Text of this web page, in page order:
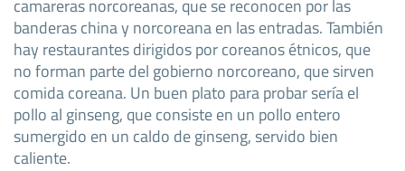
banderas china y norcoreana en las entradas. También
hay restaurantes dirigidos por coreanos étnicos, que
no forman parte del gobierno norcoreano, que sirven
comida coreana. Un buen plato para probar sería el
pollo al ginseng, que consiste en un pollo entero
sumergido en un caldo de ginseng, servido bien
caliente.